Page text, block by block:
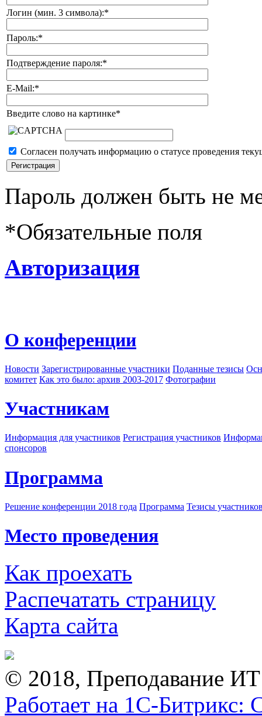
Логин (мин. 3 символа):*
Пароль:*
Подтверждение пароля:*
E-Mail:*
Введите слово на картинке*
Согласен получать информацию о статусе проведения
Пароль должен быть не
*Обязательные поля
Авторизация
О конференции
Новости Зарегистрированные участники Поданные тезисы
комитет Как это было: архив 2003-2017 Фотографии
Участникам
Информация для участников Регистрация участников
спонсоров
Программа
Решение конференции 2018 года Программа Тезисы
Место проведения
Как проехать
Распечатать страницу
Карта сайта
© 2018, Преподавание
Работает на 1С-Битрикс: